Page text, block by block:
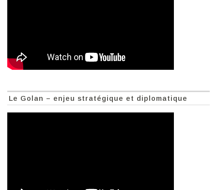
Le Golan – enjeu stratégique et diplomatique